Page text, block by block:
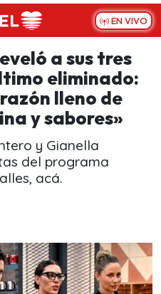
EN VIVO
a sus tres
eliminado:
lleno de
y sabores»
y Gianella
del programa
acá.